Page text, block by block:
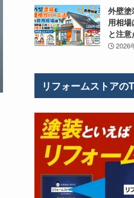
外壁塗
用相
と注
2026
リフォームストアの